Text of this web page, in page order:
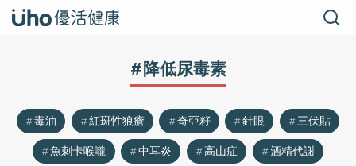
#降低尿毒素
毒油 紅斑性狼瘡 奇亞籽 針眼
三伏貼
魚刺卡喉嚨
中耳炎 高山症
酒精代謝